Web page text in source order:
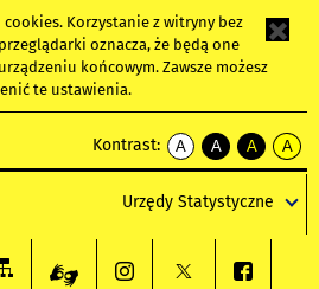
. Korzystanie z witryny bez
oznacza, że będą one
końcowym. Zawsze możesz
te ustawienia.
Kontrast:
A
kontrast
A
kontrast
tekst
czarnym
A
kontrast
tekst
czarnym
A
tekst
żółtym
Urzędy Statystyczne